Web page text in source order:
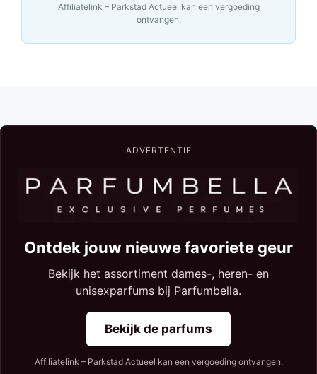
Affiliatelink – Parkstad Actueel kan een vergoeding
ontvangen.
ADVERTENTIE
Ontdek jouw nieuwe favoriete geur
Bekijk het assortiment dames-, heren- en
unisexparfums bij Parfumbella.
Bekijk de parfums
Affiliatelink – Parkstad Actueel kan een vergoeding ontvangen.